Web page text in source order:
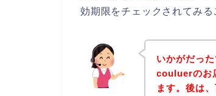
効期限をチェックされてみる
いかがだっ
couluerのお
ます。後は